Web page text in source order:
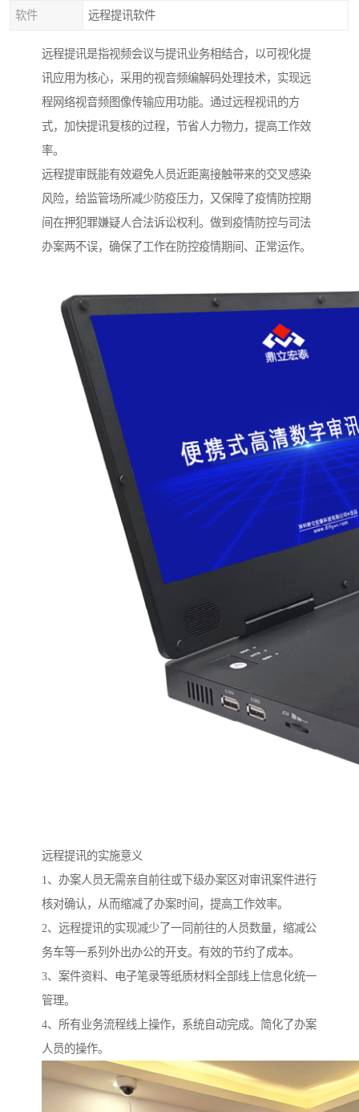
软件 远程提讯软件
远程提讯是指视频会议与提讯业务相结合，以可视化提
讯应用为核心，采用的视音频编解码处理技术，实现远
程网络视音频图像传输应用功能。通过远程视讯的方
式，加快提讯复核的过程，节省人力物力，提高工作效
率。
远程提审既能有效避免人员近距离接触带来的交叉感染
风险，给监管场所减少防疫压力，又保障了疫情防控期
间在押犯罪嫌疑人合法诉讼权利。做到疫情防控与司法
办案两不误，确保了工作在防控疫情期间、正常运作。
远程提讯的实施意义
1、办案人员无需亲自前往或下级办案区对审讯案件进行
核对确认，从而缩减了办案时间，提高工作效率。
2、远程提讯的实现减少了一同前往的人员数量，缩减公
务车等一系列外出办公的开支。有效的节约了成本。
3、案件资料、电子笔录等纸质材料全部线上信息化统一
管理。
4、所有业务流程线上操作，系统自动完成。简化了办案
人员的操作。